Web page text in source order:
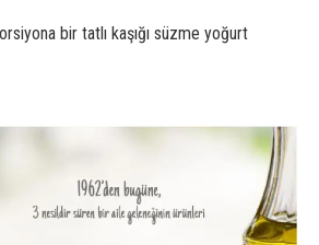
bir tatlı kaşığı süzme yoğurt